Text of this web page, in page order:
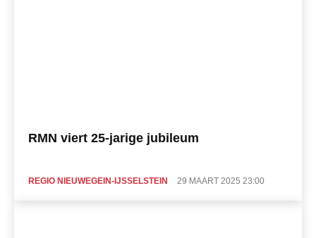
RMN viert 25-jarige jubileum
REGIO NIEUWEGEIN-IJSSELSTEIN 29 MAART 2025 23:00